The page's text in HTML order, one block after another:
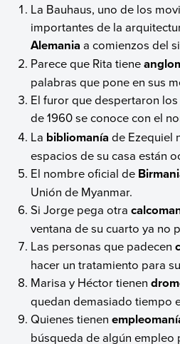
La Bauhaus, uno de los
importantes de la
Alemania a comienzos del
Parece que Rita tiene
palabras que pone en sus
El furor que despertaron
de 1960 se conoce con el
La bibliomanía de Ezequiel
espacios de su casa están
El nombre oficial de
Unión de Myanmar.
Si Jorge pega otra
ventana de su cuarto ya no
Las personas que padecen
hacer un tratamiento para
Marisa y Héctor tienen
quedan demasiado tiempo
Quienes tienen
búsqueda de algún empleo